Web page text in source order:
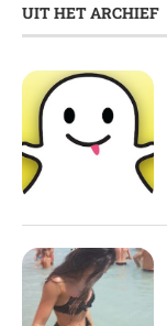
UIT HET ARCHIEF